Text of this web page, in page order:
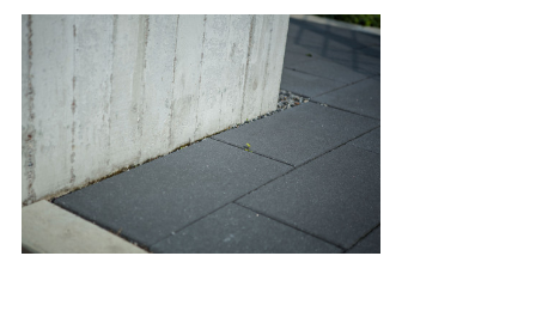
B
N
D
E
S
B
N
4
8